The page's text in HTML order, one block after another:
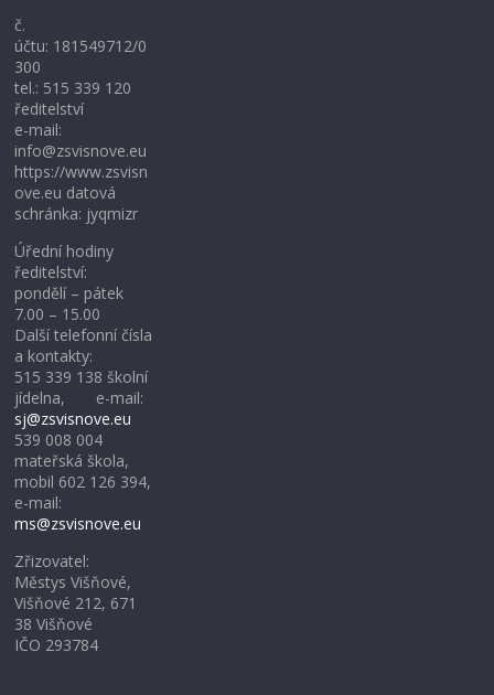
č.
účtu: 181549712/0
300
tel.: 515 339 120
ředitelství
e-mail:
info@zsvisnove.eu
https://www.zsvisn
ove.eu datová
schránka: jyqmizr
Úřední hodiny
ředitelství:
pondělí – pátek
7.00 – 15.00
Další telefonní čísla
a kontakty:
515 339 138 školní
jídelna, e-mail:
sj@zsvisnove.eu
539 008 004
mateřská škola,
mobil 602 126 394,
e-mail:
ms@zsvisnove.eu
Zřizovatel:
Městys Višňové,
Višňové 212, 671
38 Višňové
IČO 293784